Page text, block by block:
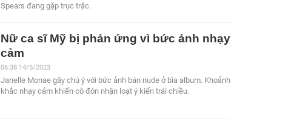
Spears đang gặp trục trặc.
Nữ ca sĩ Mỹ bị phản ứng vì bức ảnh nhạy
cảm
06:38 14/5/2023
Janelle Monae gây chú ý với bức ảnh bán nude ở bìa album. Khoảnh
khắc nhạy cảm khiến cô đón nhận loạt ý kiến trái chiều.